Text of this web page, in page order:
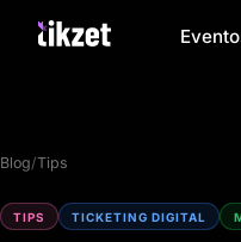
Blog/Tips
TIPS TICKETING DIGITAL